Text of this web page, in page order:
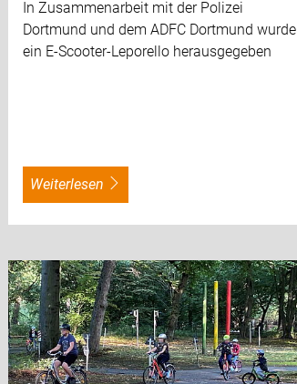
In Zusammenarbeit mit der Polizei
Dortmund und dem ADFC Dortmund wurde
ein E-Scooter-Leporello herausgegeben
weiterlesen